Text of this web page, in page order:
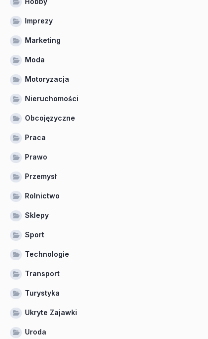
Imprezy
Marketing
Moda
Motoryzacja
Nieruchomości
Obcojęzyczne
Praca
Prawo
Przemysł
Rolnictwo
Sklepy
Sport
Technologie
Transport
Turystyka
Ukryte Zajawki
Uroda